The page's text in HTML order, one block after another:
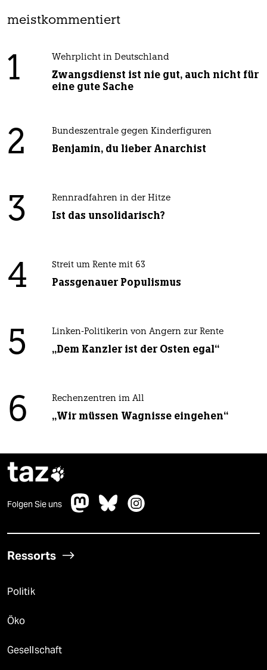
meistkommentiert
1 Wehrplicht in Deutschland
Zwangsdienst ist nie gut, auch nicht für
eine gute Sache
2 Bundeszentrale gegen Kinderfiguren
Benjamin, du lieber Anarchist
3 Rennradfahren in der Hitze
Ist das unsolidarisch?
4 Streit um Rente mit 63
Passgenauer Populismus
5 Linken-Politikerin von Angern zur Rente
„Dem Kanzler ist der Osten egal“
6 Rechenzentren im All
„Wir müssen Wagnisse eingehen“
taz
Folgen Sie uns
Ressorts
Politik
Öko
Gesellschaft